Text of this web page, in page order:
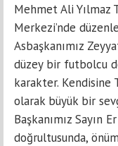
Mehmet Ali Yılmaz
Merkezi’nde
Asbaşkanımız
düzey bir futbolcu
karakter. Kendisine
olarak büyük bir
Başkanımız Sayın
doğrultusunda,